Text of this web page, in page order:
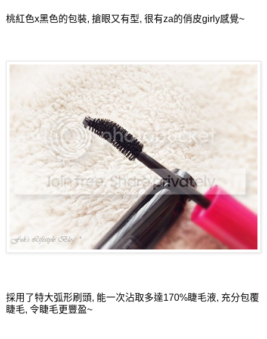
桃紅色x黑色的包裝, 搶眼又有型, 很有za的俏皮girly感覺~
採用了特大弧形刷頭, 能一次沾取多達170%睫毛液, 充分包覆
睫毛, 令睫毛更豐盈~